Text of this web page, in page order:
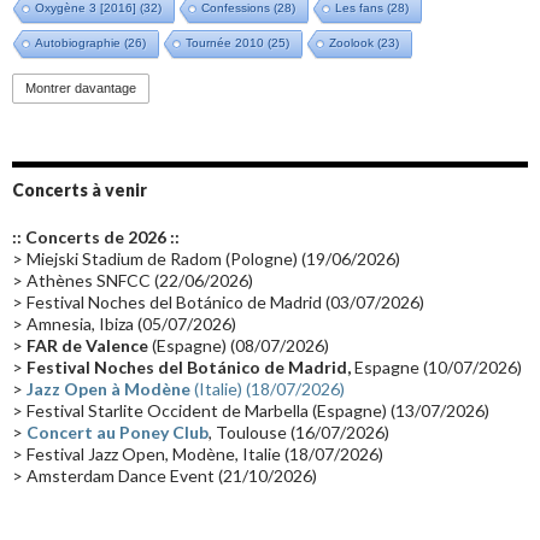
Oxygène 3 [2016] (32) Confessions (28) Les fans (28)
Autobiographie (26) Tournée 2010 (25) Zoolook (23)
Promo 2019(23)
Groupe de Recherche Musicale
Passages radio Vidéo Jarrecast (16) Synthé 80's
Les concerts en Chine(16) Cinéma
Synthé Roland(15) Belgique(15)
(14) Astronomie (14) (14)
Tournée 2025(14) 2024(14) Chine(13)
Montrer davantage
Concerts à venir
:: Concerts de 2026 ::
> Miejski Stadium de Radom (Pologne) (19/06/2026)
> Athènes SNFCC (22/06/2026)
> Festival Noches del Botánico de Madrid (03/07/2026)
> Amnesia, Ibiza (05/07/2026)
> FAR de Valence(Espagne) (08/07/2026)
> Festival Noches del Botánico de Madrid,Espagne (10/07/2026)
> Jazz Open à Modène(Italie) (18/07/2026)
> Festival Starlite Occident de Marbella (Espagne) (13/07/2026)
> Concert au Poney Club, Toulouse (16/07/2026)
> Festival Jazz Open, Modène, Italie (18/07/2026)
> Amsterdam Dance Event (21/10/2026)